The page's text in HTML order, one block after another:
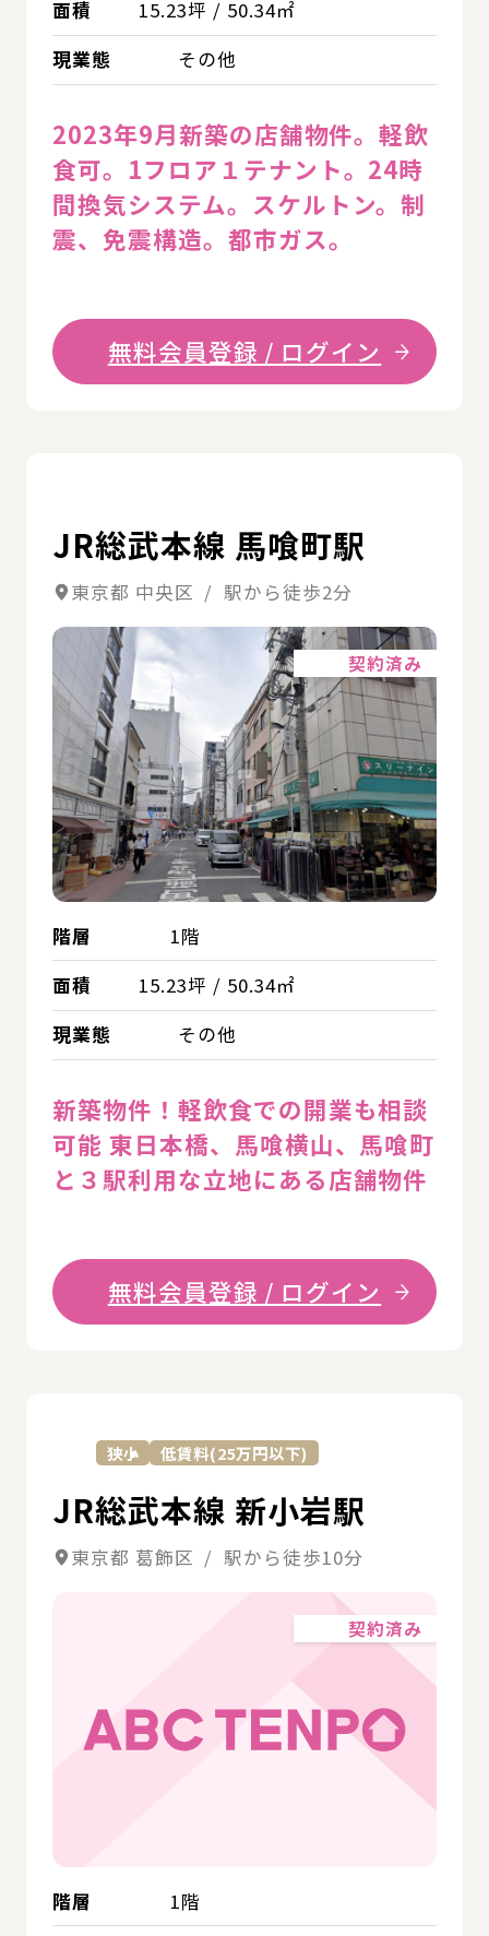
面積
15.23坪 / 50.34㎡
現業態
その他
2023年9月新築の店舗物件。軽飲
⾷可。1フロア１テナント。24時
間換気システム。スケルトン。制
震、免震構造。都市ガス。
無料会員登録 / ログイン
JR総武本線 馬喰町駅
東京都 中央区 / 駅から徒歩2分
契約済み
階層
1階
面積
15.23坪 / 50.34㎡
現業態
その他
新築物件！軽飲食での開業も相談
可能 東日本橋、馬喰横山、馬喰町
と３駅利用な立地にある店舗物件
無料会員登録 / ログイン
狭小 低賃料(25万円以下)
JR総武本線 新小岩駅
東京都 葛飾区 / 駅から徒歩10分
契約済み
階層
1階